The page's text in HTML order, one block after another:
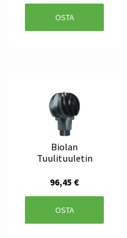
OSTA
Biolan
Tuulituuletin
96,45 €
OSTA